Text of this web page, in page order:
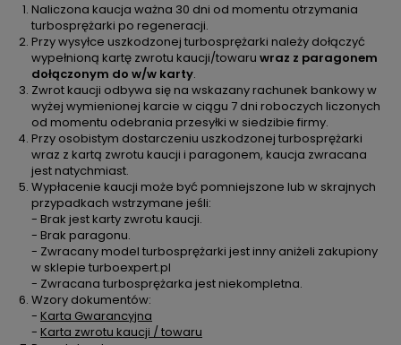
Naliczona kaucja ważna 30 dni od momentu otrzymania
turbosprężarki po regeneracji.
Przy wysyłce uszkodzonej turbosprężarki należy dołączyć
wypełnioną kartę zwrotu kaucji/towaru wraz z paragonem
dołączonym do w/w karty.
Zwrot kaucji odbywa się na wskazany rachunek bankowy w
wyżej wymienionej karcie w ciągu 7 dni roboczych liczonych
od momentu odebrania przesyłki w siedzibie firmy.
Przy osobistym dostarczeniu uszkodzonej turbosprężarki
wraz z kartą zwrotu kaucji i paragonem, kaucja zwracana
jest natychmiast.
Wypłacenie kaucji może być pomniejszone lub w skrajnych
przypadkach wstrzymane jeśli:
- Brak jest karty zwrotu kaucji.
- Brak paragonu.
- Zwracany model turbosprężarki jest inny aniżeli zakupiony
w sklepie turboexpert.pl
- Zwracana turbosprężarka jest niekompletna.
Wzory dokumentów:
- Karta Gwarancyjna
- Karta zwrotu kaucji / towaru